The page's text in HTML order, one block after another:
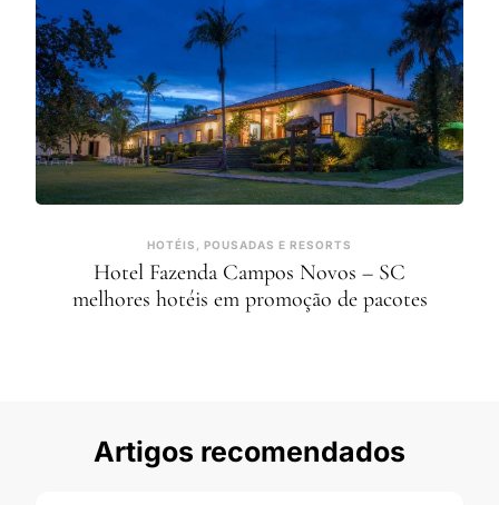
HOTÉIS, POUSADAS E RESORTS
Hotel Fazenda Campos Novos – SC
melhores hotéis em promoção de pacotes
Artigos recomendados